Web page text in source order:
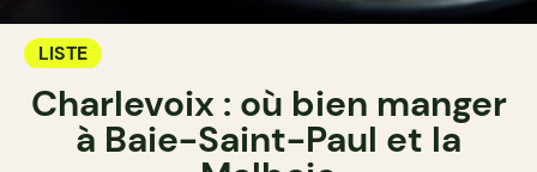
LISTE
Charlevoix : où bien manger
à Baie-Saint-Paul et la